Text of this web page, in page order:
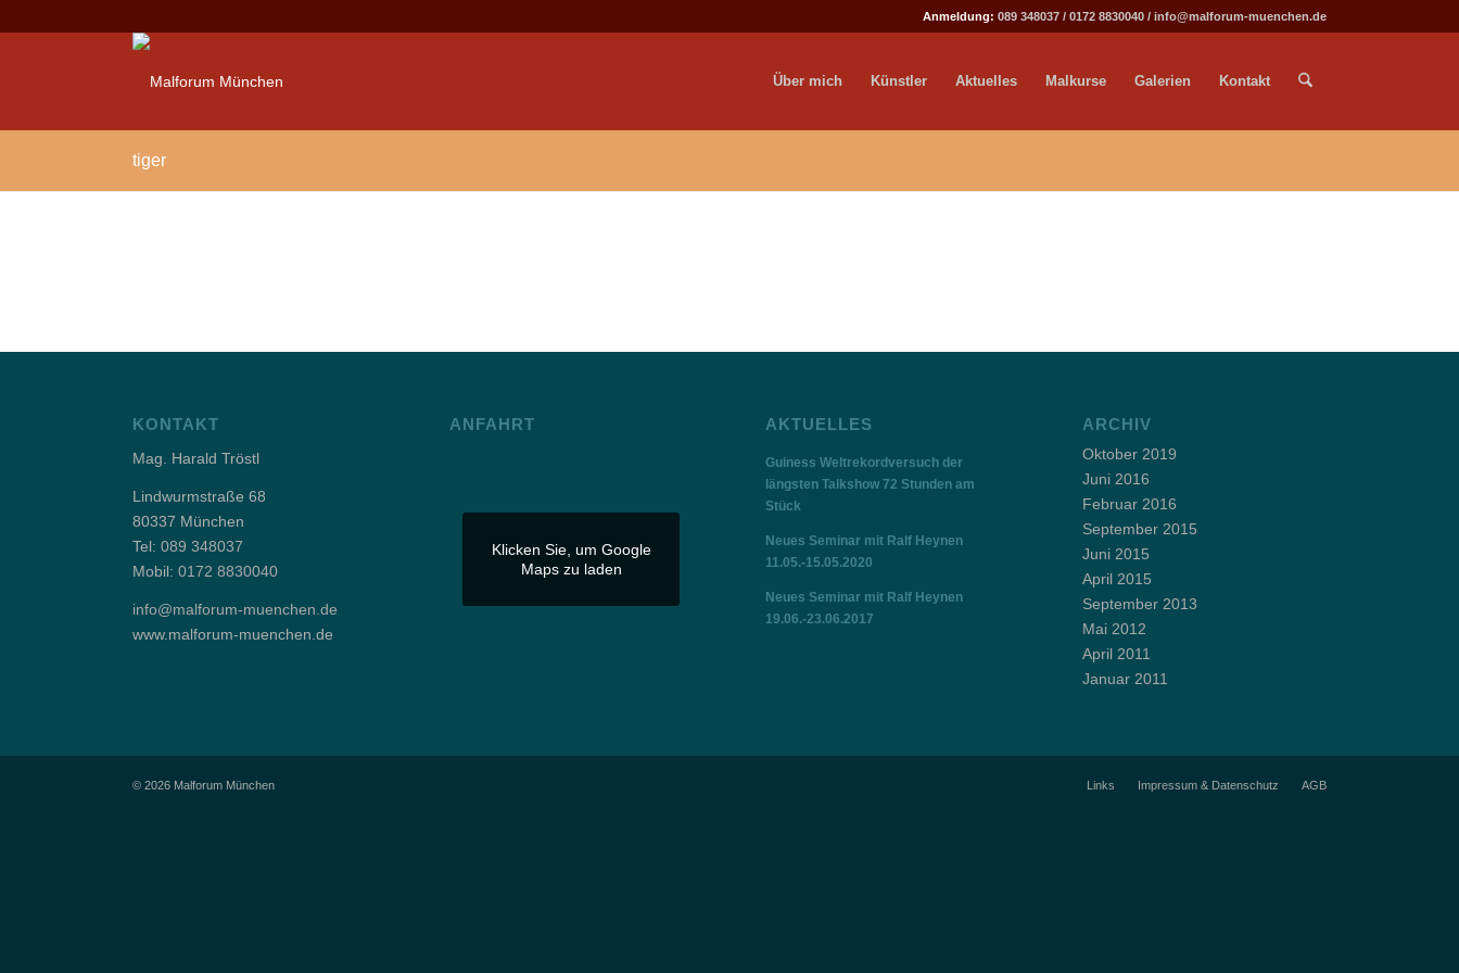
Anmeldung: 089 348037 / 0172 8830040 / info@malforum-muenchen.de
Über mich Künstler Aktuelles Malkurse Galerien Kontakt
tiger
KONTAKT
Mag. Harald Tröstl
Lindwurmstraße 68
80337 München
Tel: 089 348037
Mobil: 0172 8830040
info@malforum-muenchen.de
www.malforum-muenchen.de
ANFAHRT
Klicken Sie, um Google
Maps zu laden
AKTUELLES
Guiness Weltrekordversuch der
längsten Talkshow 72 Stunden am
Stück
Neues Seminar mit Ralf Heynen
11.05.-15.05.2020
Neues Seminar mit Ralf Heynen
19.06.-23.06.2017
ARCHIV
Oktober 2019
Juni 2016
Februar 2016
September 2015
Juni 2015
April 2015
September 2013
Mai 2012
April 2011
Januar 2011
© 2026 Malforum München Links Impressum & Datenschutz AGB